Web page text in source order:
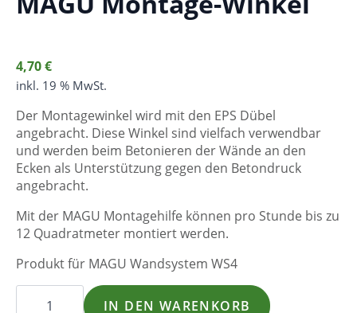
4,70€
inkl. 19 % MwSt.
Der Montagewinkel wird mit den EPS Dübel
angebracht. Diese Winkel sind vielfach verwendbar
und werden beim Betonieren der Wände an den
Ecken als Unterstützung gegen den Betondruck
angebracht.
Mit der MAGU Montagehilfe können pro Stunde bis zu
12 Quadratmeter montiert werden.
Produkt für MAGU Wandsystem WS4
MAGU
Montage- IN DEN WARENKORB